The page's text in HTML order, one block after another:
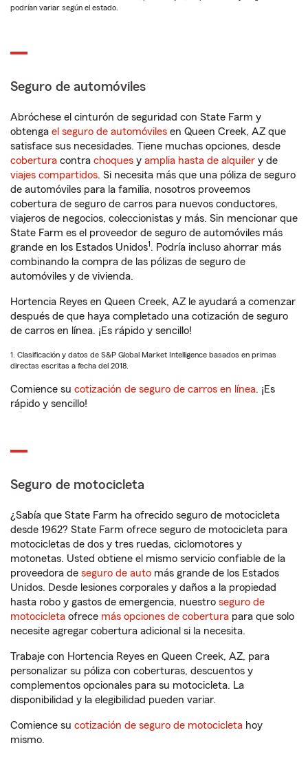
podrían variar según el estado.
Seguro de automóviles
Abróchese el cinturón de seguridad con State Farm y
obtenga el seguro de automóviles en Queen Creek, AZ que
satisface sus necesidades. Tiene muchas opciones, desde
cobertura contra choques y amplia hasta de alquiler y de
viajes compartidos. Si necesita más que una póliza de seguro
de automóviles para la familia, nosotros proveemos
cobertura de seguro de carros para nuevos conductores,
viajeros de negocios, coleccionistas y más. Sin mencionar que
State Farm es el proveedor de seguro de automóviles más
grande en los Estados Unidos1. Podría incluso ahorrar más
combinando la compra de las pólizas de seguro de
automóviles y de vivienda.
Hortencia Reyes en Queen Creek, AZ le ayudará a comenzar
después de que haya completado una cotización de seguro
de carros en línea. ¡Es rápido y sencillo!
1. Clasificación y datos de S&P Global Market Intelligence basados en primas
directas escritas a fecha del 2018.
Comience su cotización de seguro de carros en línea. ¡Es
rápido y sencillo!
Seguro de motocicleta
¿Sabía que State Farm ha ofrecido seguro de motocicleta
desde 1962? State Farm ofrece seguro de motocicleta para
motocicletas de dos y tres ruedas, ciclomotores y
motonetas. Usted obtiene el mismo servicio confiable de la
proveedora de seguro de auto más grande de los Estados
Unidos. Desde lesiones corporales y daños a la propiedad
hasta robo y gastos de emergencia, nuestro seguro de
motocicleta ofrece más opciones de cobertura para que solo
necesite agregar cobertura adicional si la necesita.
Trabaje con Hortencia Reyes en Queen Creek, AZ, para
personalizar su póliza con coberturas, descuentos y
complementos opcionales para su motocicleta. La
disponibilidad y la elegibilidad pueden variar.
Comience su cotización de seguro de motocicleta hoy
mismo.